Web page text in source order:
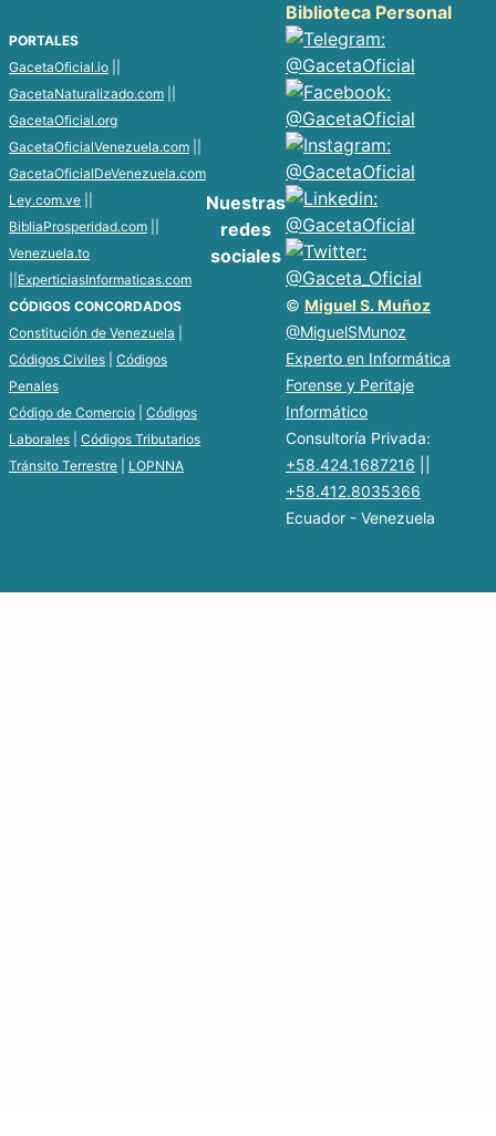
PORTALES
GacetaOficial.io
GacetaNaturalizado.com
GacetaOficial.org
GacetaOficialVenezuela.com
GacetaOficialDeVenezuela.com
Ley.com.ve
BibliaProsperidad.com
Venezuela.to
ExperticiasInformaticas.com
CÓDIGOS CONCORDADOS
Constitución de Venezuela
Códigos Civiles
Códigos
Penales
Código de Comercio
Códigos
Laborales
Códigos Tributarios
Tránsito Terrestre
LOPNNA
Nuestras
redes
sociales
Biblioteca Personal
© Miguel S. Muñoz
@MiguelSMunoz
Experto en Informática
Forense y Peritaje
Informático
Consultoría Privada:
+58.424.1687216
+58.412.8035366
Ecuador - Venezuela